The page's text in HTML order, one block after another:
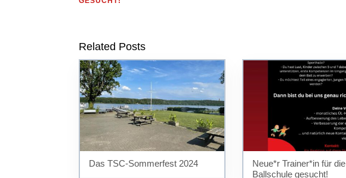
Related Posts
Das TSC-Sommerfest 2024
Neue*r Trainer*in für die
Ballschule gesucht!